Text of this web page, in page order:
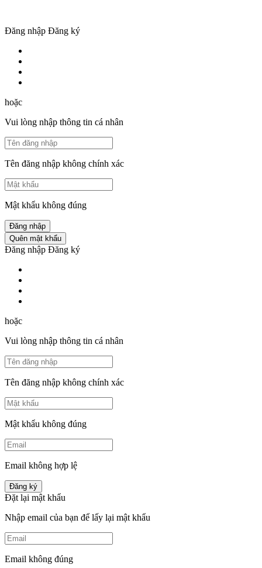
Đăng nhập Đăng ký
hoặc
Vui lòng nhập thông tin cá nhân
Tên đăng nhập không chính xác
Mật khẩu không đúng
Đăng nhập
Quên mật khẩu
Đăng nhập Đăng ký
hoặc
Vui lòng nhập thông tin cá nhân
Tên đăng nhập không chính xác
Mật khẩu không đúng
Email không hợp lệ
Đăng ký
Đặt lại mật khẩu
Nhập email của bạn để lấy lại mật khẩu
Email không đúng